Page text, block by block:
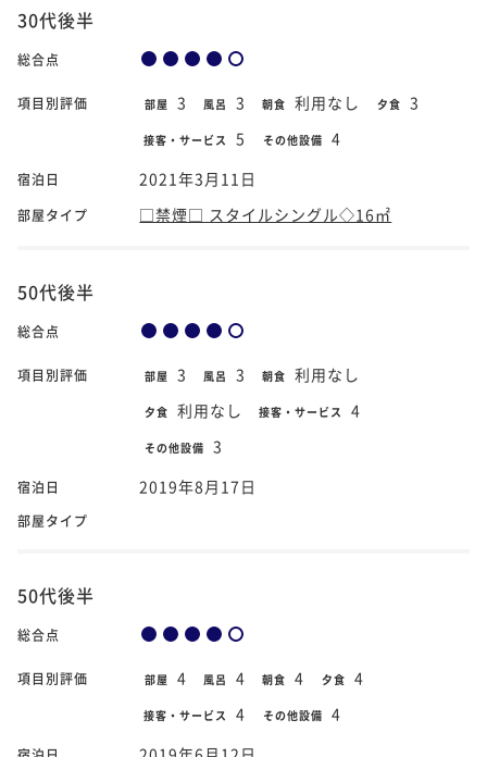
30代後半
総合点
項目別評価 部屋 3 風呂 3 朝食 利用なし 夕食 3
接客・サービス 5 その他設備 4
宿泊日 2021年3月11日
部屋タイプ □禁煙□ スタイルシングル◇16㎡
50代後半
総合点
項目別評価 部屋 3 風呂 3 朝食 利用なし
夕食 利用なし 接客・サービス 4
その他設備 3
宿泊日 2019年8月17日
部屋タイプ
50代後半
総合点
項目別評価 部屋 4 風呂 4 朝食 4 夕食 4
接客・サービス 4 その他設備 4